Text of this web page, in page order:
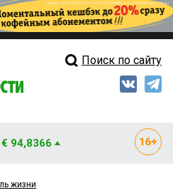
Свежий выпускПоиск по сайту
€ 94,8366
жизни